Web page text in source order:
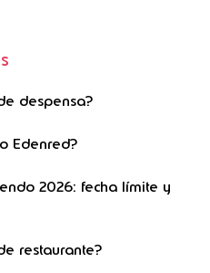
despensa?
Edenred?
2026: fecha límite y
restaurante?